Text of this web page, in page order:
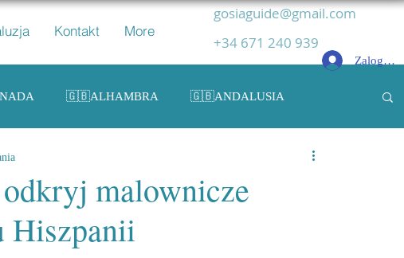
Kontakt More
gosiaguide@gmail.com
+34 671 240 939
Zaloguj się
🇬🇧ALHAMBRA 🇬🇧ANDALUSIA
malownicze
Hiszpanii